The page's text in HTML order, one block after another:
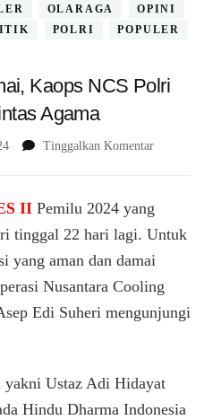
OLARAGA
OPINI
POLRI
POPULER
Kaops NCS Polri
Agama
Tinggalkan Komentarpada
Kaops
NCS
Polri
Tiga
Tokoh
II Pemilu 2024 yang
tinggal 22 hari lagi. Untuk
yang aman dan damai
Nusantara Cooling
Edi Suheri mengunjungi
yakni Ustaz Adi Hidayat
Hindu Dharma Indonesia